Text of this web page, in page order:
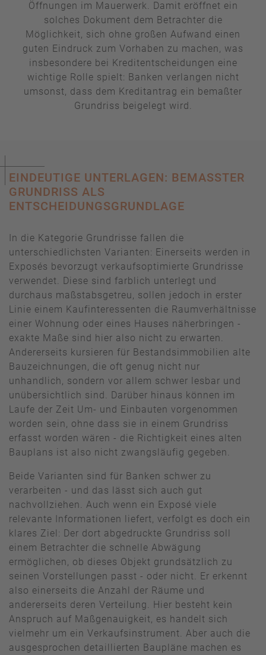
Öffnungen im Mauerwerk. Damit eröffnet ein
solches Dokument dem Betrachter die
Möglichkeit, sich ohne großen Aufwand einen
guten Eindruck zum Vorhaben zu machen, was
insbesondere bei Kreditentscheidungen eine
wichtige Rolle spielt: Banken verlangen nicht
umsonst, dass dem Kreditantrag ein bemaßter
Grundriss beigelegt wird.
EINDEUTIGE UNTERLAGEN: BEMASSTER G
RUNDRISS ALS E
NTSCHEIDUNGSGRUNDLAGE
In die Kategorie Grundrisse fallen die
unterschiedlichsten Varianten: Einerseits werden in
Exposés bevorzugt verkaufsoptimierte Grundrisse
verwendet. Diese sind farblich unterlegt und
durchaus maßstabsgetreu, sollen jedoch in erster
Linie einem Kaufinteressenten die Raumverhältnisse
einer Wohnung oder eines Hauses näherbringen -
exakte Maße sind hier also nicht zu erwarten.
Andererseits kursieren für Bestandsimmobilien alte
Bauzeichnungen, die oft genug nicht nur
unhandlich, sondern vor allem schwer lesbar und
unübersichtlich sind. Darüber hinaus können im
Laufe der Zeit Um- und Einbauten vorgenommen
worden sein, ohne dass sie in einem Grundriss
erfasst worden wären - die Richtigkeit eines alten
Bauplans ist also nicht zwangsläufig gegeben.
Beide Varianten sind für Banken schwer zu
verarbeiten - und das lässt sich auch gut
nachvollziehen. Auch wenn ein Exposé viele
relevante Informationen liefert, verfolgt es doch ein
klares Ziel: Der dort abgedruckte Grundriss soll
einem Betrachter die schnelle Abwägung
ermöglichen, ob dieses Objekt grundsätzlich zu
seinen Vorstellungen passt - oder nicht. Er erkennt
also einerseits die Anzahl der Räume und
andererseits deren Verteilung. Hier besteht kein
Anspruch auf Maßgenauigkeit, es handelt sich
vielmehr um ein Verkaufsinstrument. Aber auch die
ausgesprochen detaillierten Baupläne machen es